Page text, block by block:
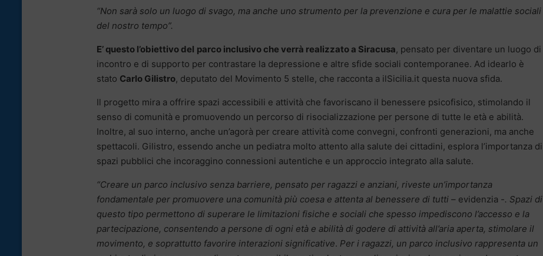
“Non sarà solo un luogo di svago, ma anche uno strumento per la prevenzione e cura per le malattie sociali
del nostro tempo”.
E’ questo l’obiettivo del parco inclusivo che verrà realizzato a Siracusa, pensato per diventare un luogo di
incontro e di supporto per contrastare la depressione e altre sfide sociali contemporanee. Ad idearlo è
stato Carlo Gilistro, deputato del Movimento 5 stelle, che racconta a ilSicilia.it questa nuova sfida.
Il progetto mira a offrire spazi accessibili e attività che favoriscano il benessere psicofisico, stimolando il
senso di comunità e promuovendo un percorso di risocializzazione per persone di tutte le età e abilità.
Inoltre, al suo interno, anche un’agorà per creare attività come convegni, confronti generazioni, ma anche
spettacoli. Gilistro, essendo anche un pediatra molto attento alla salute dei cittadini, esplora l’importanza di
spazi pubblici che incoraggino connessioni autentiche e un approccio integrato alla salute.
“Creare un parco inclusivo senza barriere, pensato per ragazzi e anziani, riveste un’importanza
fondamentale per promuovere una comunità più coesa e attenta al benessere di tutti – evidenzia -. Spazi di
questo tipo permettono di superare le limitazioni fisiche e sociali che spesso impediscono l’accesso e la
partecipazione, consentendo a persone di ogni età e abilità di godere di attività all’aria aperta, stimolare il
movimento, e soprattutto favorire interazioni significative. Per i ragazzi, un parco inclusivo rappresenta un